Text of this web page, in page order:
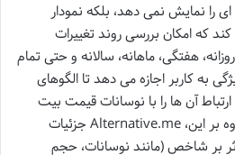
را نمایش نمی دهد، بلکه نمودار
که امکان بررسی روند تغییرات
هفتگی، ماهانه، سالانه و حتی تمام
به کاربر اجازه می دهد تا الگوهای
ارتباط آن ها را با نوسانات قیمت بیت
کوین در گذشته درک کند. علاوه بر این، Alternative.me جزئیات
بر شاخص (مانند نوسانات، حجم